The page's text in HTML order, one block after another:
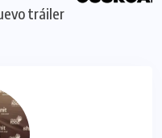
tráiler